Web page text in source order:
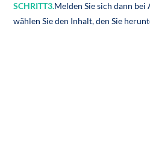
SCHRITT3.Melden Sie sich dann
wählen Sie den Inhalt, den Sie